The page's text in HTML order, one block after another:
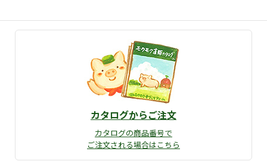
カタログからご注文
カタログの商品番号で
ご注文される場合はこちら